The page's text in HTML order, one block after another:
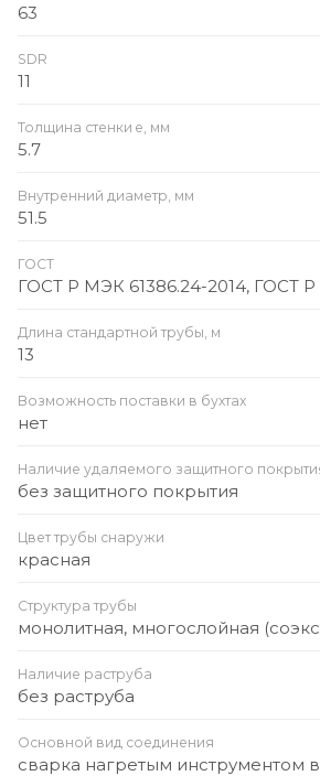
63
SDR
11
Толщина стенки e, мм
5.7
Внутренний диаметр, мм
51.5
ГОСТ
ГОСТ Р МЭК 61386.24-2014, ГОСТ Р
Длина стандартной трубы, м
13
Возможность поставки в бухтах
нет
Наличие удаляемого защитного
без защитного покрытия
Цвет трубы снаружи
красная
Структура трубы
монолитная, многослойная
Наличие раструба
без раструба
Основной вид соединения
сварка нагретым инструментом